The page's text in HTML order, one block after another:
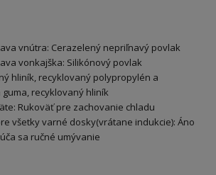
vnútra: Cerazelený nepriľnavý povlak
vonkajška: Silikónový povlak
hliník, recyklovaný polypropylén a
recyklovaný hliník
Rukoväť pre zachovanie chladu
všetky varné dosky(vrátane indukcie): Áno
sa ručné umývanie